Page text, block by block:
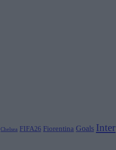
Chelsea FIFA26 Fiorentina Goals Inter